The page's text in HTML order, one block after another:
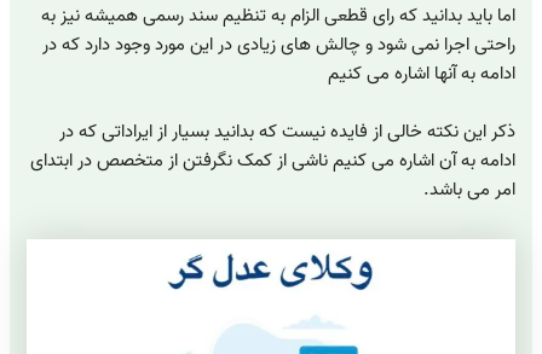
اما باید بدانید که رای قطعی الزام به تنظیم سند رسمی همیشه نیز به
راحتی اجرا نمی شود و چالش های زیادی در این مورد وجود دارد که در
ادامه به آنها اشاره می کنیم
ذکر این نکته خالی از فایده نیست که بدانید بسیار از ایراداتی که در
ادامه به آن اشاره می کنیم ناشی از کمک نگرفتن از متخصص در ابتدای
امر می باشد.